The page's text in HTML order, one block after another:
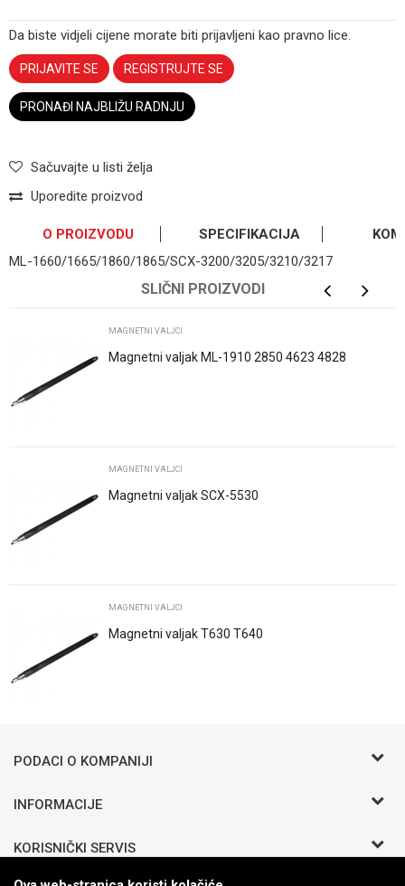
Da biste vidjeli cijene morate biti prijavljeni kao pravno lice.
PRIJAVITE SE REGISTRUJTE SE
PRONAĐI NAJBLIŽU RADNJU
Sačuvajte u listi želja
Uporedite proizvod
O PROIZVODU SPECIFIKACIJA
ML-1660/1665/1860/1865/SCX-3200/3205/3210/3217
Magnetni valjci
Trenutno nema komentara
SLIČNI PROIZVODI
MAGNETNI VALJCI
Magnetni valjak ML-1910 2850 4623 4828
MAGNETNI VALJCI
Magnetni valjak SCX-5530
MAGNETNI VALJCI
Magnetni valjak T630 T640
PODACI O KOMPANIJI
BIRO COMMERCE D.O.O
Bosanska b.b.
INFORMACIJE
Zaposlenje
Saradnja
KORISNIČKI SERVIS
Uslovi korišćenja i prodaje